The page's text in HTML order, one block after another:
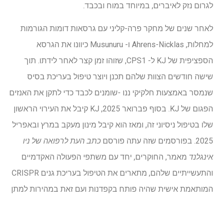
לגרום נזק לאיברים, במיוחד במוח ובכבד.
לאחר שנים של מחקר פרה-קליני עם גרסאות דומות הגורמות
למחלות, Ahrens-Nicklas ו- Musunuru כיוונו את הגרסא
הספציפית של KJ ל- CPS1, שזוהו זמן קצר לאחר לידתו. תוך
שישה חודשים הצוות שלהם תכנן ויוצר טיפול בעריכת בסיס
שנמסר באמצעות חלקיקי ננו -שומנים לכבד כדי לתקן את האנזים
הפגום של KJ. בסוף פברואר 2025, KJ קיבל את העירוי הראשון
שלו בטיפול ניסיוני זה, ומאז הוא קיבל מינון מעקב במרץ ובאפריל
2025. בפורסמים שזה עתה פורסם
כתב העת לרפואה של ניו
אינגלנד מאמר, החוקרים, יחד עם משתפי הפעולה האקדמיים
והתעשייתיים שלהם, מתארים את הטיפול בעריכת גנים CRISPR
המותאמת אישית שהיה פותח בקפדנות ועם זאת במהירות למתן